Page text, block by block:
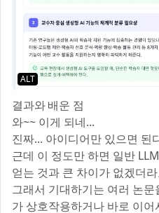
ALT
결과와 배운 점
와~~ 이게 되네...
진짜... 아이디어만 있으면 된
근데 이 정도만 하면 일반
얻는 것과 큰 차이가 없겠더
그래서 기대하기는 여러 논
가 상호작용하거나 바로 이